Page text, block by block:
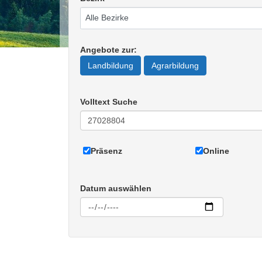
Angebote zur:
Landbildung
Agrarbildung
Volltext Suche
Präsenz Online
Datum auswählen